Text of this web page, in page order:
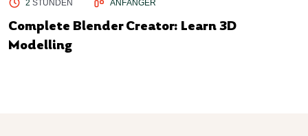
2 STUNDEN ANFÄNGER
Complete Blender Creator: Learn 3D
Modelling